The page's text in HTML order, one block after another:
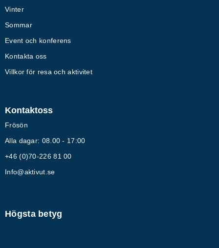
Vinter
Sommar
Event och konferens
Kontakta oss
Villkor för resa och aktivitet
Kontaktoss
Frösön
Alla dagar: 08.00 - 17:00
+46 (0)70-226 81 00
Info@aktivut.se
Högsta betyg